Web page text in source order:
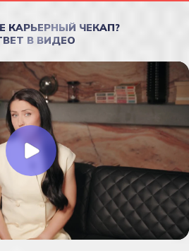
КАРЬЕРНЫЙ ЧЕКАП?
В ВИДЕО